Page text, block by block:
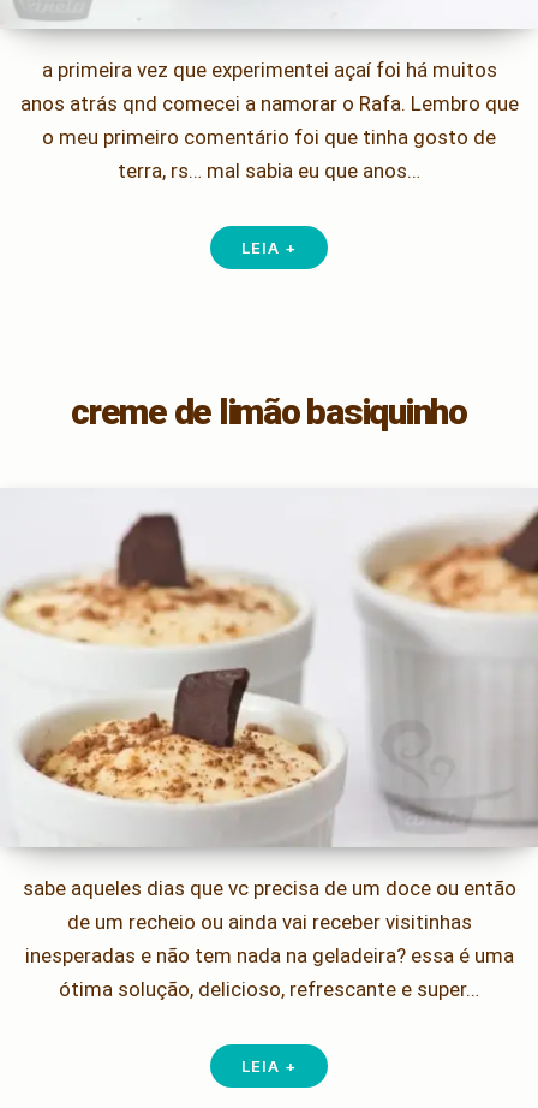
a primeira vez que experimentei açaí foi há muitos
anos atrás qnd comecei a namorar o Rafa. Lembro que
o meu primeiro comentário foi que tinha gosto de
terra, rs… mal sabia eu que anos…
LEIA +
creme de limão basiquinho
sabe aqueles dias que vc precisa de um doce ou então
de um recheio ou ainda vai receber visitinhas
inesperadas e não tem nada na geladeira? essa é uma
ótima solução, delicioso, refrescante e super…
LEIA +